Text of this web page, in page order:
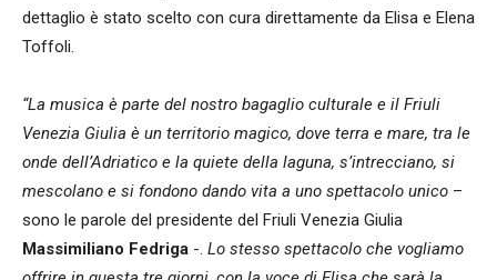
dettaglio è stato scelto con cura direttamente da Elisa e Elena
Toffoli.
“La musica è parte del nostro bagaglio culturale e il Friuli
Venezia Giulia è un territorio magico, dove terra e mare, tra le
onde dell’Adriatico e la quiete della laguna, s’intrecciano, si
mescolano e si fondono dando vita a uno spettacolo unico –
sono le parole del presidente del Friuli Venezia Giulia
Massimiliano Fedriga -. Lo stesso spettacolo che vogliamo